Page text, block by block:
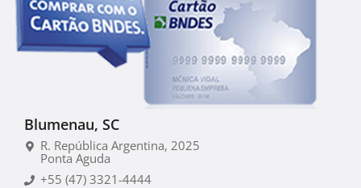
Blumenau, SC
R. República Argentina, 2025
Ponta Aguda
+55 (47) 3321-4444